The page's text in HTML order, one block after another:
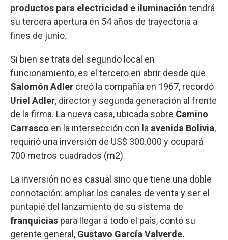
productos para electricidad e iluminación tendrá
su tercera apertura en 54 años de trayectoria a
fines de junio.
Si bien se trata del segundo local en
funcionamiento, es el tercero en abrir desde que
Salomón Adler creó la compañía en 1967, recordó
Uriel Adler, director y segunda generación al frente
de la firma. La nueva casa, ubicada sobre Camino
Carrasco en la intersección con la avenida Bolivia,
requirió una inversión de US$ 300.000 y ocupará
700 metros cuadrados (m2).
La inversión no es casual sino que tiene una doble
connotación: ampliar los canales de venta y ser el
puntapié del lanzamiento de su sistema de
franquicias para llegar a todo el país, contó su
gerente general, Gustavo García Valverde.